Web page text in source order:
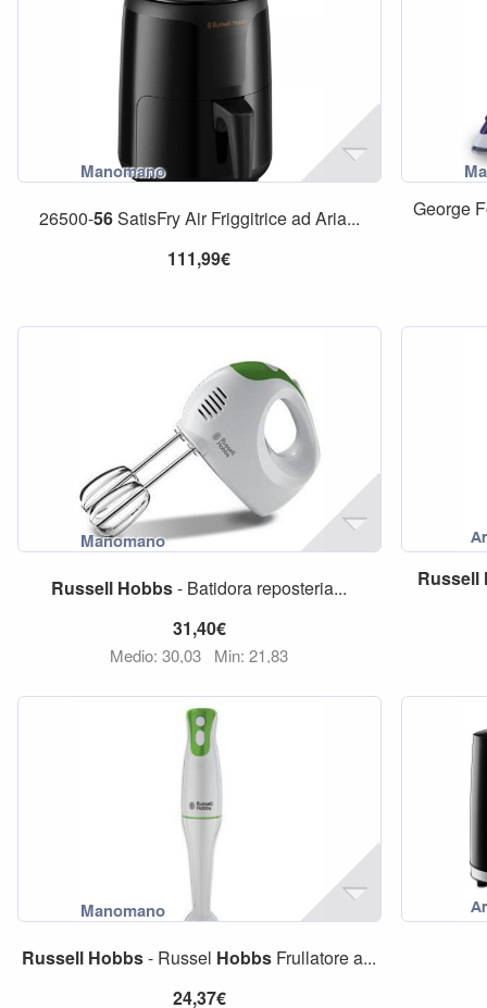
26500-56SatisFry Air Friggitrice ad Aria...
111,99€
George
Russell Hobbs- Batidora reposteria...
31,40€
Medio: 30,03 Min: 21,83
Russell
Russell Hobbs- Russel Hobbs Frullatore a...
24,37€